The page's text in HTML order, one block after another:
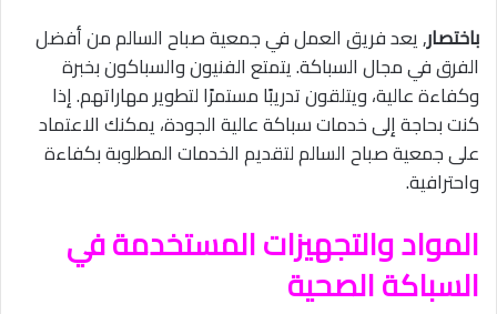
باختصار, يعد فريق العمل في جمعية صباح السالم من أفضل
الفرق في مجال السباكة. يتمتع الفنيون والسباكون بخبرة
وكفاءة عالية، ويتلقون تدريبًا مستمرًا لتطوير مهاراتهم. إذا
كنت بحاجة إلى خدمات سباكة عالية الجودة، يمكنك الاعتماد
على جمعية صباح السالم لتقديم الخدمات المطلوبة بكفاءة
واحترافية.
المواد والتجهيزات المستخدمة في
السباكة الصحية